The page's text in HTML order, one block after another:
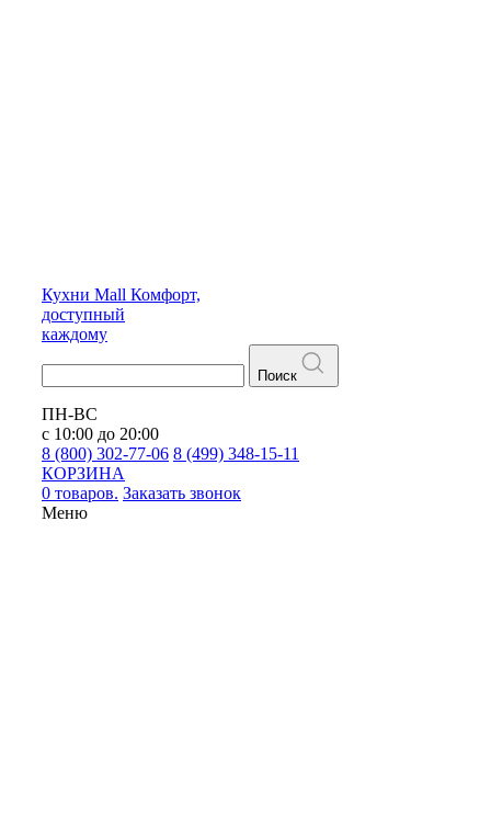
Кухни Mall Комфорт,
доступный
каждому
Поиск
ПН-ВС
с 10:00 до 20:00
8 (800) 302-77-06 8 (499) 348-15-11
КОРЗИНА
0 товаров. Заказать звонок
Меню